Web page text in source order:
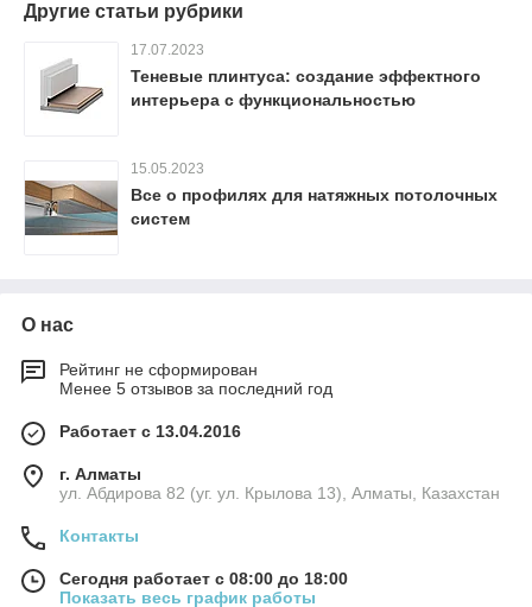
Другие статьи рубрики
17.07.2023
Теневые плинтуса: создание эффектного
интерьера с функциональностью
15.05.2023
Все о профилях для натяжных потолочных
систем
О нас
Рейтинг не сформирован
Менее 5 отзывов за последний год
Работает с 13.04.2016
г. Алматы
ул. Абдирова 82 (уг. ул. Крылова 13), Алматы, Казахстан
Контакты
Сегодня работает с 08:00 до 18:00
Показать весь график работы